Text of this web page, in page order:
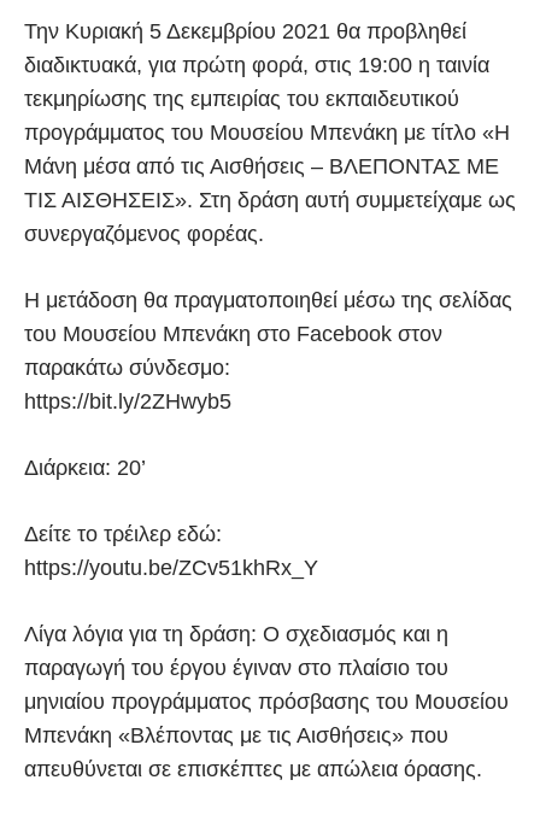
Την Κυριακή 5 Δεκεμβρίου 2021 θα προβληθεί
διαδικτυακά, για πρώτη φορά, στις 19:00 η ταινία
τεκμηρίωσης της εμπειρίας του εκπαιδευτικού
προγράμματος του Μουσείου Μπενάκη με τίτλο «Η
Μάνη μέσα από τις Αισθήσεις – ΒΛΕΠΟΝΤΑΣ ΜΕ
ΤΙΣ ΑΙΣΘΗΣΕΙΣ». Στη δράση αυτή συμμετείχαμε ως
συνεργαζόμενος φορέας.
Η μετάδοση θα πραγματοποιηθεί μέσω της σελίδας
του Μουσείου Μπενάκη στο Facebook στον
παρακάτω σύνδεσμο:
https://bit.ly/2ZHwyb5
Διάρκεια: 20’
Δείτε το τρέιλερ εδώ:
https://youtu.be/ZCv51khRx_Y
Λίγα λόγια για τη δράση: Ο σχεδιασμός και η
παραγωγή του έργου έγιναν στο πλαίσιο του
μηνιαίου προγράμματος πρόσβασης του Μουσείου
Μπενάκη «Βλέποντας με τις Αισθήσεις» που
απευθύνεται σε επισκέπτες με απώλεια όρασης.